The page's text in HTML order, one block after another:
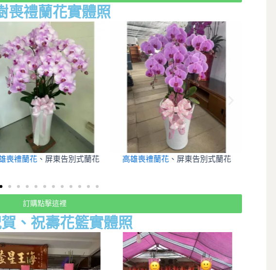
喪禮蘭花實體照
喪禮蘭花、屏東告別式蘭花 高雄喪禮蘭花、屏東告別式蘭花
訂購點擊這裡
、祝壽花籃實體照